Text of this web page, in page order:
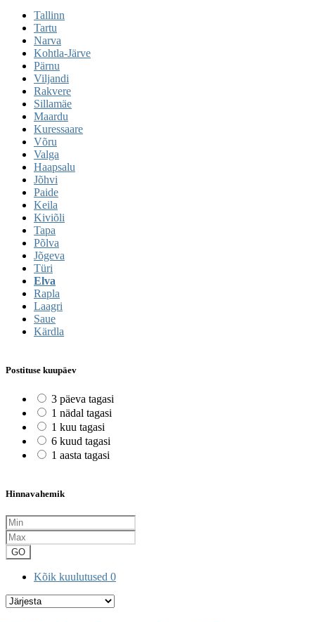
Tallinn
Tartu
Narva
Kohtla-Järve
Pärnu
Viljandi
Rakvere
Sillamäe
Maardu
Kuressaare
Võru
Valga
Haapsalu
Jõhvi
Paide
Keila
Kiviõli
Tapa
Põlva
Jõgeva
Türi
Elva
Rapla
Laagri
Saue
Kärdla
Postituse kuupäev
3 päeva tagasi
1 nädal tagasi
1 kuu tagasi
6 kuud tagasi
1 aasta tagasi
Hinnavahemik
GO
Kõik kuulutused 0